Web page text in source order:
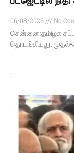
06/08/2026
No
சென்னை:தமிழக
தொடங்கியது.